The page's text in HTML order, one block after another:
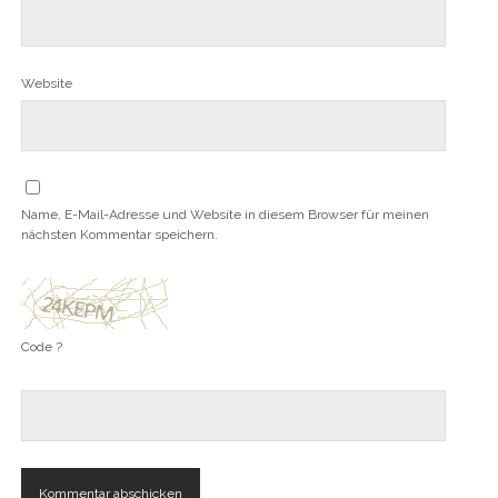
Website
Name, E-Mail-Adresse und Website in diesem Browser für meinen
nächsten Kommentar speichern.
Code ?